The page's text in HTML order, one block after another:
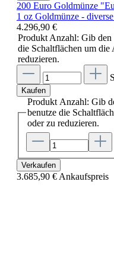
200 Euro Goldmünze
1 oz Goldmünze - diverse
4.296,90 €
Produkt Anzahl: Gib den
die Schaltflächen um die
reduzieren.
Kaufen
Produkt Anzahl: Gib
benutze die
oder zu reduzieren.
Verkaufen
3.685,90 € Ankaufspreis